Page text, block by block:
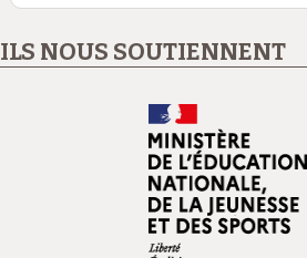
ILS NOUS SOUTIENNENT